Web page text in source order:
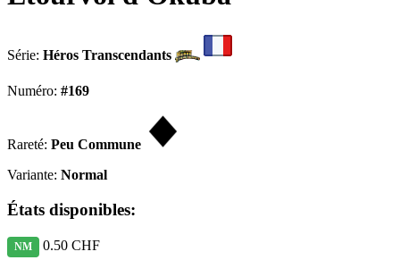
Série: Héros Transcendants
Numéro: #169
Rareté: Peu Commune
Variante: Normal
États disponibles:
NM 0.50 CHF